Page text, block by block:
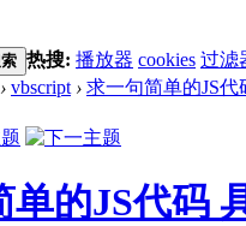
热搜: 播放器 cookies 过滤
› vbscript › 求一句简单的JS代
单的JS代码